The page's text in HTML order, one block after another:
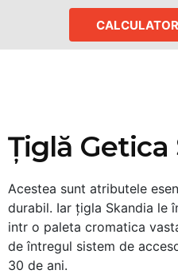
Țiglă Getica
Acestea sunt atributele
durabil. Iar țigla Skandia le
intr o paleta cromatica
de întregul sistem de
30 de ani.